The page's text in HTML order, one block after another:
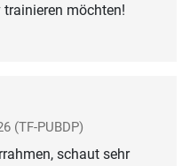
möchten!
(TF-PUBDP)
schaut sehr